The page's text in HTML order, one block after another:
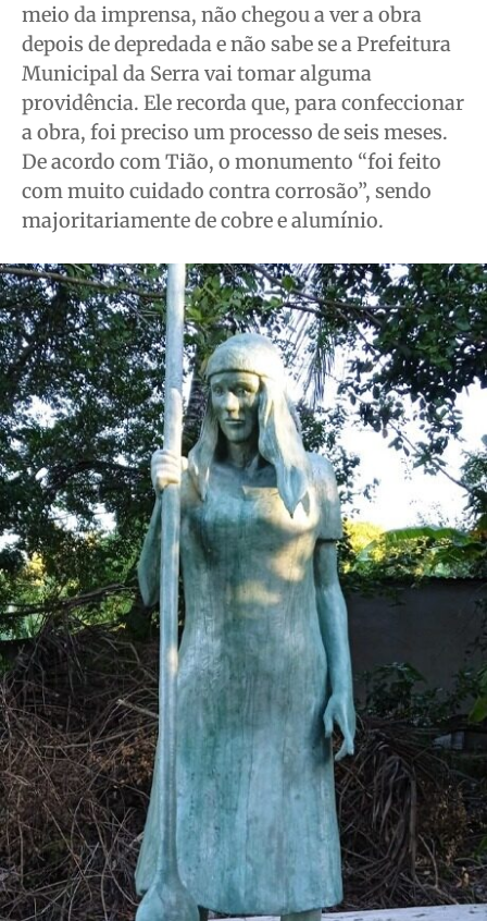
meio da imprensa, não chegou a ver a obra
depois de depredada e não sabe se a Prefeitura
Municipal da Serra vai tomar alguma
providência. Ele recorda que, para confeccionar
a obra, foi preciso um processo de seis meses.
De acordo com Tião, o monumento “foi feito
com muito cuidado contra corrosão”, sendo
majoritariamente de cobre e alumínio.